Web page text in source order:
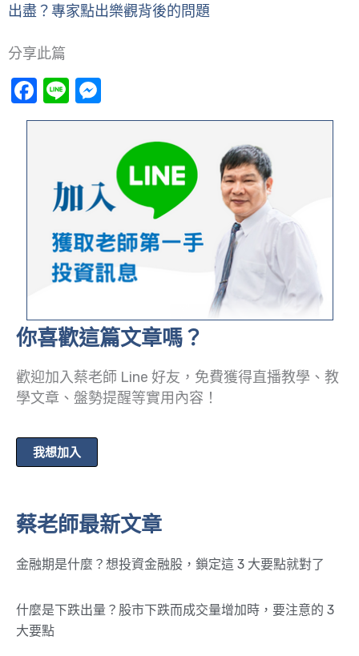
出盡？專家點出樂觀背後的問題
分享此篇
Facebook
Line
你喜歡這篇文章嗎？
歡迎加入蔡老師 Line 好友，免費獲得直播教學、教
學文章、盤勢提醒等實用內容！
我想加入
蔡老師最新文章
金融期是什麼？想投資金融股，鎖定這 3 大要點就對了
什麼是下跌出量？股市下跌而成交量增加時，要注意的 3
大要點